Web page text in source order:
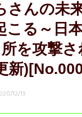
さんの未
こる～日
を攻撃
新
12/13